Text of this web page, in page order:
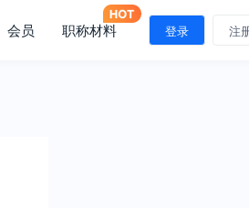
会员 职称材料 登录 注